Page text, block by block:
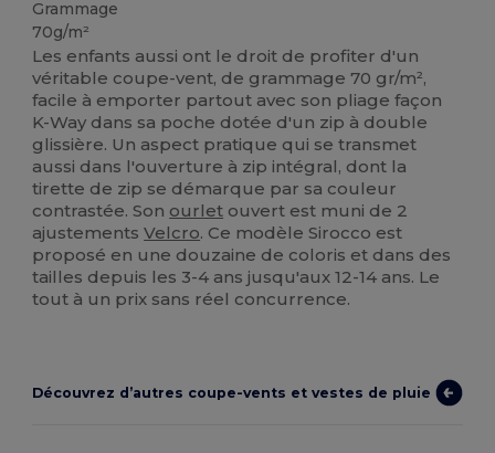
Grammage
70g/m²
Les enfants aussi ont le droit de profiter d'un
véritable coupe-vent, de grammage 70 gr/m²,
facile à emporter partout avec son pliage façon
K-Way dans sa poche dotée d'un zip à double
glissière. Un aspect pratique qui se transmet
aussi dans l'ouverture à zip intégral, dont la
tirette de zip se démarque par sa couleur
contrastée. Son ourlet ouvert est muni de 2
ajustementsVelcro. Ce modèle Sirocco est
proposé en une douzaine de coloris et dans des
tailles depuis les 3-4 ans jusqu'aux 12-14 ans. Le
tout à un prix sans réel concurrence.
Découvrez d’autres coupe-vents et vestes de pluie